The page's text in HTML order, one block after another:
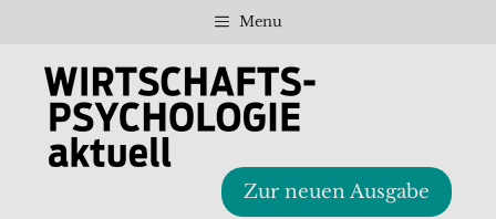
springen
Menu
Zur neuen Ausgabe